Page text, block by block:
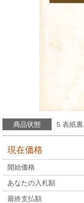
商品状態 5 表紙裏
現在価格
開始価格
あなたの入札額
最終支払額